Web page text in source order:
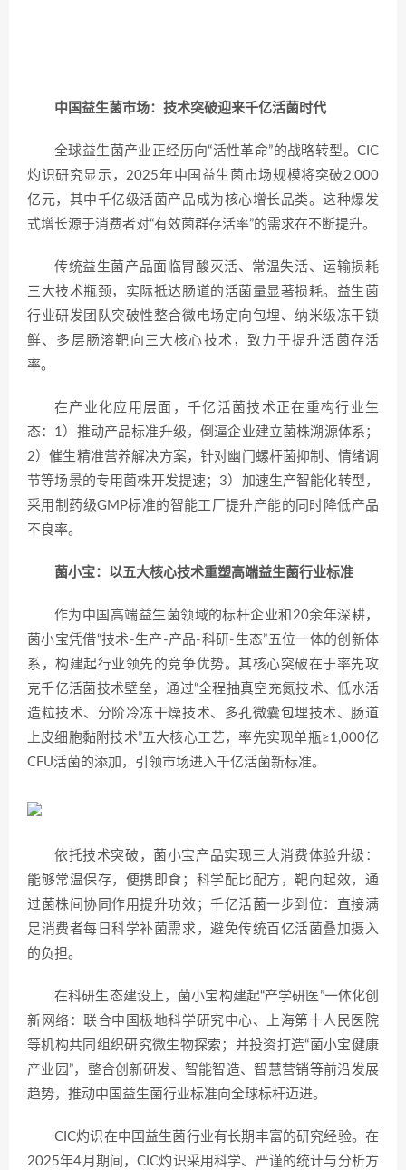
中国益生菌市场：技术突破迎来千亿活菌时代
全球益生菌产业正经历向“活性革命”的战略转型。CIC
灼识研究显示，2025年中国益生菌市场规模将突破2,000
亿元，其中千亿级活菌产品成为核心增长品类。这种爆发
式增长源于消费者对“有效菌群存活率”的需求在不断提升。
传统益生菌产品面临胃酸灭活、常温失活、运输损耗
三大技术瓶颈，实际抵达肠道的活菌量显著损耗。益生菌
行业研发团队突破性整合微电场定向包埋、纳米级冻干锁
鲜、多层肠溶靶向三大核心技术，致力于提升活菌存活
率。
在产业化应用层面，千亿活菌技术正在重构行业生
态：1）推动产品标准升级，倒逼企业建立菌株溯源体系；
2）催生精准营养解决方案，针对幽门螺杆菌抑制、情绪调
节等场景的专用菌株开发提速；3）加速生产智能化转型，
采用制药级GMP标准的智能工厂提升产能的同时降低产品
不良率。
菌小宝：以五大核心技术重塑高端益生菌行业标准
作为中国高端益生菌领域的标杆企业和20余年深耕，
菌小宝凭借“技术-生产-产品-科研-生态”五位一体的创新体
系，构建起行业领先的竞争优势。其核心突破在于率先攻
克千亿活菌技术壁垒，通过“全程抽真空充氮技术、低水活
造粒技术、分阶冷冻干燥技术、多孔微囊包埋技术、肠道
上皮细胞黏附技术”五大核心工艺，率先实现单瓶≥1,000亿
CFU活菌的添加，引领市场进入千亿活菌新标准。
依托技术突破，菌小宝产品实现三大消费体验升级：
能够常温保存，便携即食；科学配比配方，靶向起效，通
过菌株间协同作用提升功效；千亿活菌一步到位：直接满
足消费者每日科学补菌需求，避免传统百亿活菌叠加摄入
的负担。
在科研生态建设上，菌小宝构建起“产学研医”一体化创
新网络：联合中国极地科学研究中心、上海第十人民医院
等机构共同组织研究微生物探索；并投资打造“菌小宝健康
产业园”，整合创新研发、智能智造、智慧营销等前沿发展
趋势，推动中国益生菌行业标准向全球标杆迈进。
CIC灼识在中国益生菌行业有长期丰富的研究经验。在
2025年4月期间，CIC灼识采用科学、严谨的统计与分析方